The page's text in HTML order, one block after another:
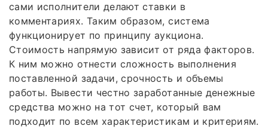
сами исполнители делают ставки в
комментариях. Таким образом, система
функционирует по принципу аукциона.
Стоимость напрямую зависит от ряда факторов.
К ним можно отнести сложность выполнения
поставленной задачи, срочность и объемы
работы. Вывести честно заработанные денежные
средства можно на тот счет, который вам
подходит по всем характеристикам и критериям.